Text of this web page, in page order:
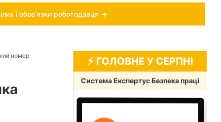
і обов’язки роботодавця →
номер ⚡️ ГОЛОВНЕ У СЕРПНІ
Система Експертус Безпека праці